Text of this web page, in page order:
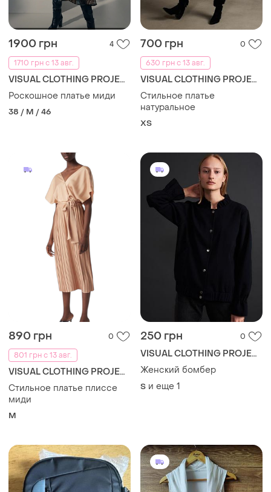
1900 грн
4
1710 грн с 13 авг.
VISUAL CLOTHING PROJECT
Роскошное платье миди
38 / M / 46
700 грн
0
630 грн с 13 авг.
VISUAL CLOTHING PROJECT
Стильное платье
натуральное
ХS
890 грн
0
801 грн с 13 авг.
VISUAL CLOTHING PROJECT
Стильное платье плиссе
миди
M
250 грн 0
VISUAL CLOTHING PROJECT
Женский бомбер
S и еще 1